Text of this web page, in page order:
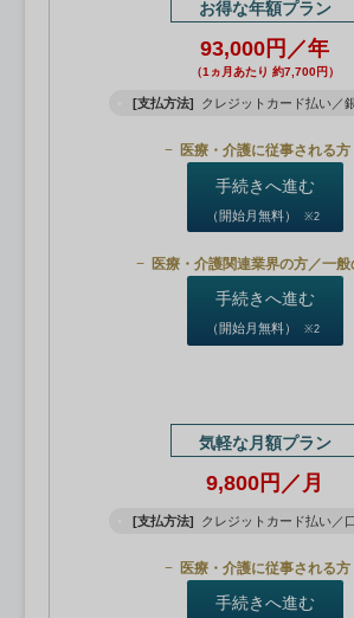
お得な年額プラン
93,000円／年
（1ヵ月あたり 約7,700円）
[支払方法] クレジットカード払い／
医療・介護に従事される方
手続きへ進む
（開始月無料） ※2
医療・介護関連業界の方／一般
手続きへ進む
（開始月無料） ※2
気軽な月額プラン
9,800円／月
[支払方法] クレジットカード払い／
医療・介護に従事される方
手続きへ進む